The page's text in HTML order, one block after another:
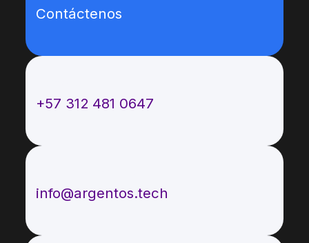
Contáctenos
+57 312 481 0647
info@argentos.tech